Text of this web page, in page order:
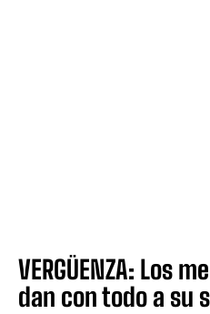
VERGÜENZA: Los
dan con todo a su